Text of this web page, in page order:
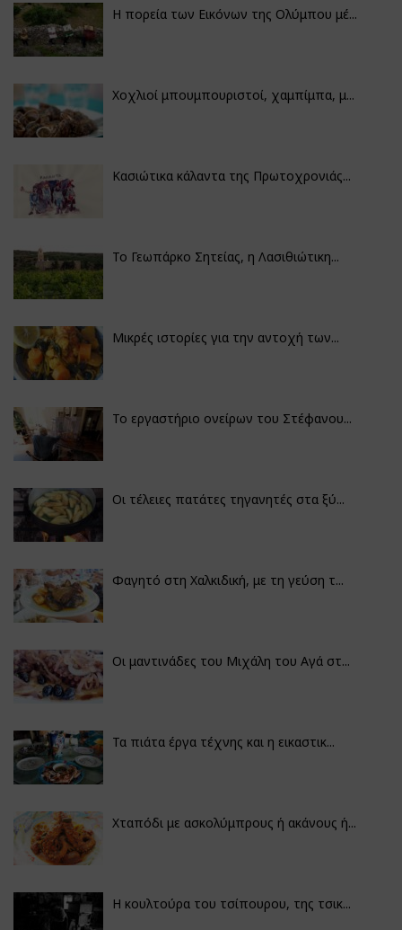
Η πορεία των Εικόνων της Ολύμπου μέ...
Χοχλιοί μπουμπουριστοί, χαμπίμπα, μ...
Κασιώτικα κάλαντα της Πρωτοχρονιάς...
Το Γεωπάρκο Σητείας, η Λασιθιώτικη...
Μικρές ιστορίες για την αντοχή των...
Το εργαστήριο ονείρων του Στέφανου...
Οι τέλειες πατάτες τηγανητές στα ξύ...
Φαγητό στη Χαλκιδική, με τη γεύση τ...
Οι μαντινάδες του Μιχάλη του Αγά στ...
Τα πιάτα έργα τέχνης και η εικαστικ...
Χταπόδι με ασκολύμπρους ή ακάνους ή...
Η κουλτούρα του τσίπουρου, της τσικ...